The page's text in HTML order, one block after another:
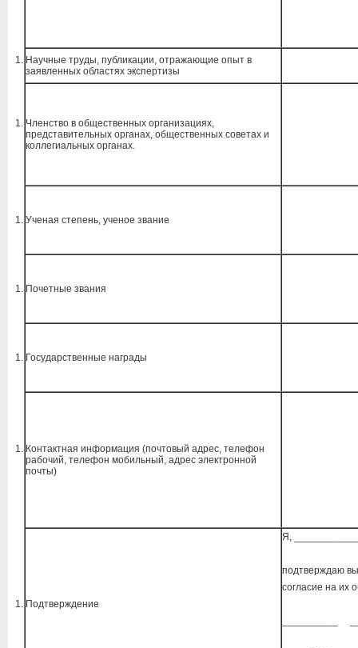
Научные труды, публикации, отражающие опыт в
заявленных областях экспертизы
Членство в общественных организациях,
представительных органах, общественных советах и
коллегиальных органах.
Ученая степень, ученое звание
Почетные звания
Государственные награды
Контактная информация (почтовый адрес, телефон
рабочий, телефон мобильный, адрес электронной
почты)
Подтверждение
Я,
подтверждаю
согласие на их